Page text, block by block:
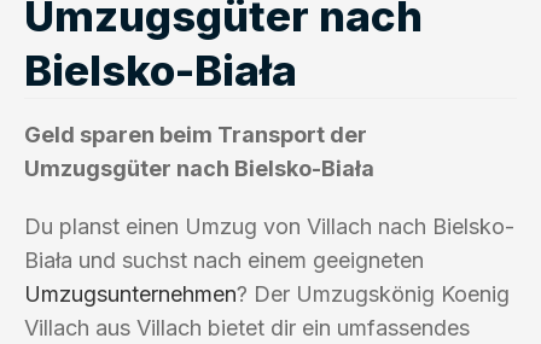
Umzugsgüter nach
Bielsko-Biała
Geld sparen beim Transport der
Umzugsgüter nach Bielsko-Biała
Du planst einen Umzug von Villach nach Bielsko-
Biała und suchst nach einem geeigneten
Umzugsunternehmen? Der Umzugskönig Koenig
Villach aus Villach bietet dir ein umfassendes